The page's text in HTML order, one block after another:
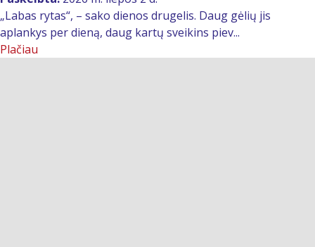
„Labas rytas“, – sako dienos drugelis. Daug gėlių jis
aplankys per dieną, daug kartų sveikins piev...
Plačiau